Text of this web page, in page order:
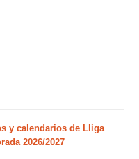
y calendarios de Lliga
2026/2027